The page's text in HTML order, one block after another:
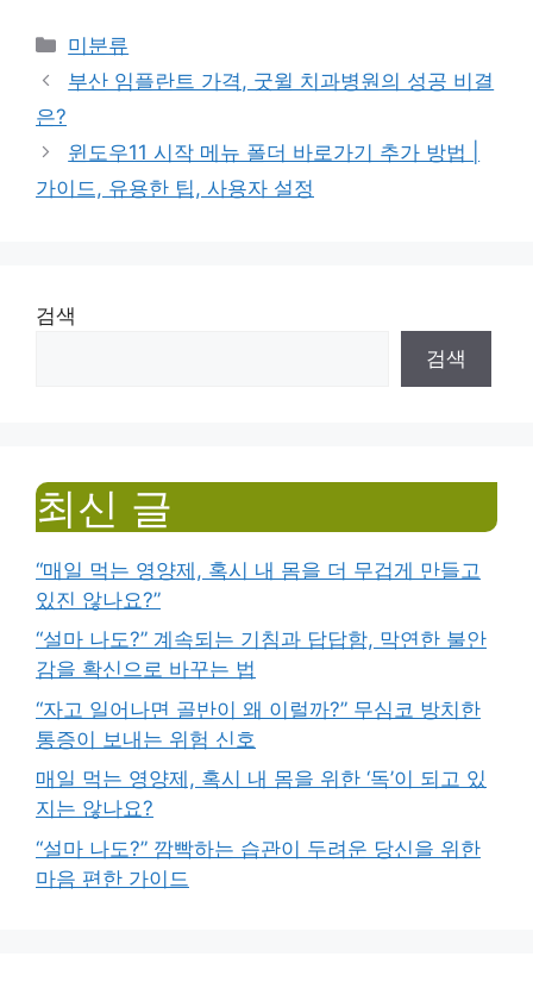
Categories
미분류
부산 임플란트 가격, 굿윌 치과병원의 성공 비결
은?
윈도우11 시작 메뉴 폴더 바로가기 추가 방법 |
가이드, 유용한 팁, 사용자 설정
검색
검색
최신 글
“매일 먹는 영양제, 혹시 내 몸을 더 무겁게 만들고
있진 않나요?”
“설마 나도?” 계속되는 기침과 답답함, 막연한 불안
감을 확신으로 바꾸는 법
“자고 일어나면 골반이 왜 이럴까?” 무심코 방치한
통증이 보내는 위험 신호
매일 먹는 영양제, 혹시 내 몸을 위한 ‘독’이 되고 있
지는 않나요?
“설마 나도?” 깜빡하는 습관이 두려운 당신을 위한
마음 편한 가이드